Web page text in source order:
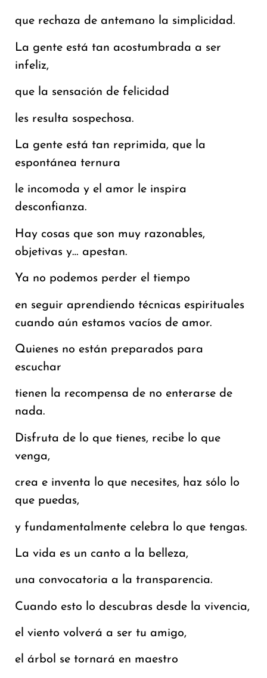
que rechaza de antemano la simplicidad.
La gente está tan acostumbrada a ser
infeliz,
que la sensación de felicidad
les resulta sospechosa.
La gente está tan reprimida, que la
espontánea ternura
le incomoda y el amor le inspira
desconfianza.
Hay cosas que son muy razonables,
objetivas y… apestan.
Ya no podemos perder el tiempo
en seguir aprendiendo técnicas espirituales
cuando aún estamos vacíos de amor.
Quienes no están preparados para
escuchar
tienen la recompensa de no enterarse de
nada.
Disfruta de lo que tienes, recibe lo que
venga,
crea e inventa lo que necesites, haz sólo lo
que puedas,
y fundamentalmente celebra lo que tengas.
La vida es un canto a la belleza,
una convocatoria a la transparencia.
Cuando esto lo descubras desde la vivencia,
el viento volverá a ser tu amigo,
el árbol se tornará en maestro